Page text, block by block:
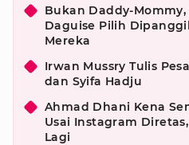
Bukan Daddy-Mommy,
Daguise Pilih
Mereka
Irwan Mussry Tulis
dan Syifa Hadju
Ahmad Dhani Kena
Usai Instagram
Lagi